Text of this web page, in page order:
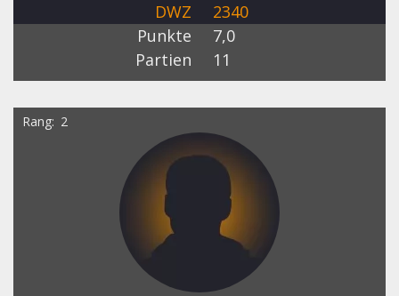
DWZ
2340
Punkte
7,0
Partien
11
Rang 2